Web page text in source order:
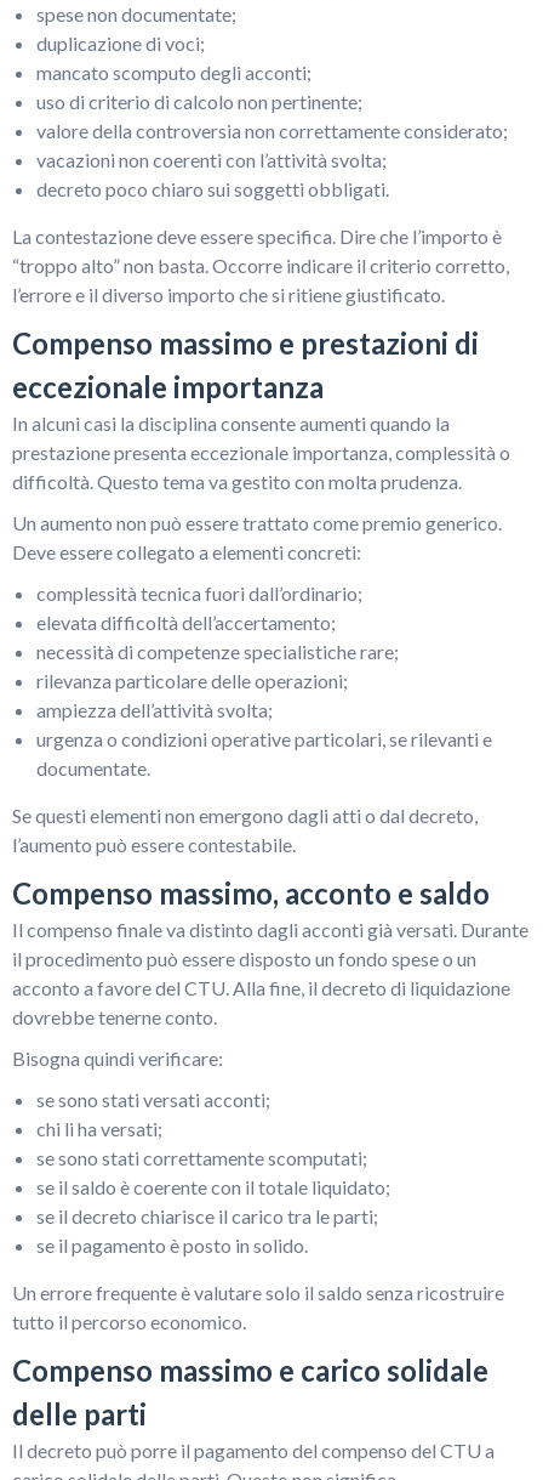
spese non documentate;
duplicazione di voci;
mancato scomputo degli acconti;
uso di criterio di calcolo non pertinente;
valore della controversia non correttamente considerato;
vacazioni non coerenti con l’attività svolta;
decreto poco chiaro sui soggetti obbligati.
La contestazione deve essere specifica. Dire che l’importo è
“troppo alto” non basta. Occorre indicare il criterio corretto,
l’errore e il diverso importo che si ritiene giustificato.
Compenso massimo e prestazioni di
eccezionale importanza
In alcuni casi la disciplina consente aumenti quando la
prestazione presenta eccezionale importanza, complessità o
difficoltà. Questo tema va gestito con molta prudenza.
Un aumento non può essere trattato come premio generico.
Deve essere collegato a elementi concreti:
complessità tecnica fuori dall’ordinario;
elevata difficoltà dell’accertamento;
necessità di competenze specialistiche rare;
rilevanza particolare delle operazioni;
ampiezza dell’attività svolta;
urgenza o condizioni operative particolari, se rilevanti e
documentate.
Se questi elementi non emergono dagli atti o dal decreto,
l’aumento può essere contestabile.
Compenso massimo, acconto e saldo
Il compenso finale va distinto dagli acconti già versati. Durante
il procedimento può essere disposto un fondo spese o un
acconto a favore del CTU. Alla fine, il decreto di liquidazione
dovrebbe tenerne conto.
Bisogna quindi verificare:
se sono stati versati acconti;
chi li ha versati;
se sono stati correttamente scomputati;
se il saldo è coerente con il totale liquidato;
se il decreto chiarisce il carico tra le parti;
se il pagamento è posto in solido.
Un errore frequente è valutare solo il saldo senza ricostruire
tutto il percorso economico.
Compenso massimo e carico solidale
delle parti
Il decreto può porre il pagamento del compenso del CTU a